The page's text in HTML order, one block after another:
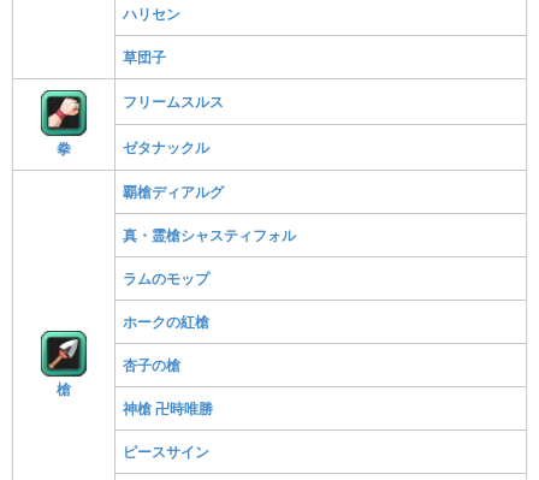
ハリセン
草団子
拳
フリームスルス
ゼタナックル
槍
覇槍ディアルグ
真・霊槍シャスティフォル
ラムのモップ
ホークの紅槍
杏子の槍
神槍 卍時唯勝
ピースサイン